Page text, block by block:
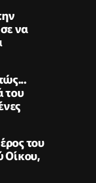
να
του
του
Οίκου,